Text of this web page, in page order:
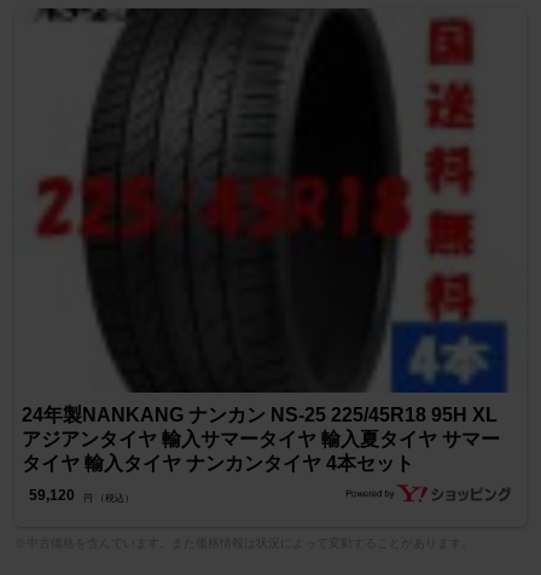
24年製NANKANG ナンカン NS-25 225/45R18 95H XL
アジアンタイヤ 輸入サマータイヤ 輸入夏タイヤ サマー
タイヤ 輸入タイヤ ナンカンタイヤ 4本セット
59,120 円 （税込）